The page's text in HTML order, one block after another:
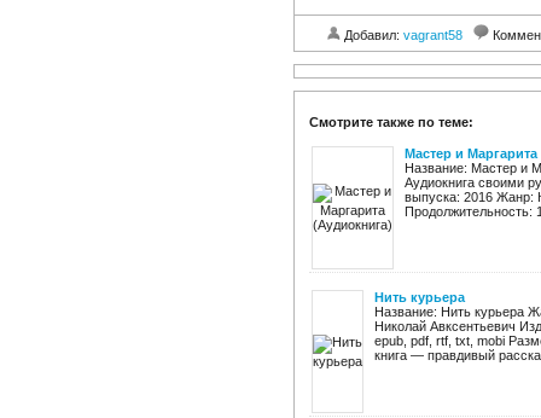
Добавил: vagrant58
Смотрите также по теме:
Мастер и
Название: Мастер и
Аудиокнига своими
выпуска: 2016 Жанр:
Продолжительность:
Нить курьера
Название: Нить курьера
Николай Авксентьевич
epub, pdf, rtf, txt, mobi
книга — правдивый